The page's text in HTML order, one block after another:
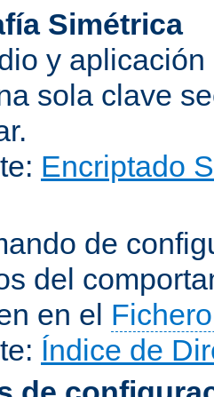
Simétrica
y
sola clave
Encriptado
de
del
en el
Índice de